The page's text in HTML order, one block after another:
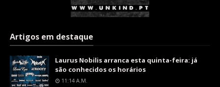
Artigos em destaque
Laurus Nobilis arranca esta quinta-feira: já
são conhecidos os horários
11:14 A.m.